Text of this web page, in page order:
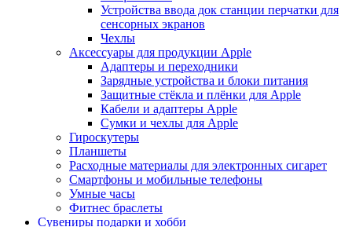
Устройства ввода док станции перчатки для
сенсорных экранов
Чехлы
Аксессуары для продукции Apple
Адаптеры и переходники
Зарядные устройства и блоки питания
Защитные стёкла и плёнки для Apple
Кабели и адаптеры Apple
Сумки и чехлы для Apple
Гироскутеры
Планшеты
Расходные материалы для электронных сигарет
Смартфоны и мобильные телефоны
Умные часы
Фитнес браслеты
Сувениры подарки и хобби